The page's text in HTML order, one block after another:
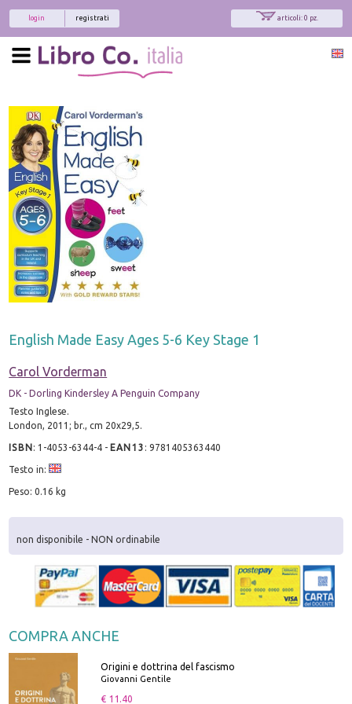
articoli: 0 pz.
registrati
login
English Made Easy Ages 5-6 Key Stage 1
Carol Vorderman
DK - Dorling Kindersley A Penguin Company
Testo Inglese.
London, 2011; br., cm 20x29,5.
ISBN:1-4053-6344-4 - EAN13 :9781405363440
Testo in:
Peso: 0.16 kg
non disponibile - NON ordinabile
COMPRA ANCHE
Origini e dottrina del fascismo
Giovanni Gentile
€ 11.40